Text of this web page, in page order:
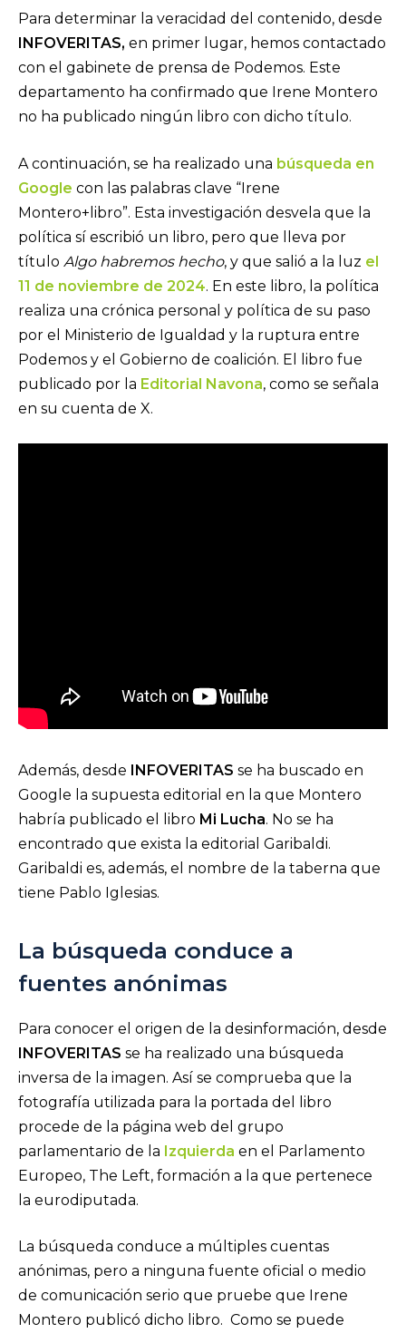
Para determinar la veracidad del contenido, desde
INFOVERITAS, en primer lugar, hemos contactado
con el gabinete de prensa de Podemos. Este
departamento ha confirmado que Irene Montero
no ha publicado ningún libro con dicho título.
A continuación, se ha realizado una búsqueda en
Google con las palabras clave “Irene
Montero+libro”. Esta investigación desvela que la
política sí escribió un libro, pero que lleva por
título Algo habremos hecho, y que salió a la luz el
11 de noviembre de 2024. En este libro, la política
realiza una crónica personal y política de su paso
por el Ministerio de Igualdad y la ruptura entre
Podemos y el Gobierno de coalición. El libro fue
publicado por la Editorial Navona, como se señala
en su cuenta de X.
Además, desde INFOVERITAS se ha buscado en
Google la supuesta editorial en la que Montero
habría publicado el libro Mi Lucha. No se ha
encontrado que exista la editorial Garibaldi.
Garibaldi es, además, el nombre de la taberna que
tiene Pablo Iglesias.
La búsqueda conduce a
fuentes anónimas
Para conocer el origen de la desinformación, desde
INFOVERITAS se ha realizado una búsqueda
inversa de la imagen. Así se comprueba que la
fotografía utilizada para la portada del libro
procede de la página web del grupo
parlamentario de la Izquierda en el Parlamento
Europeo, The Left, formación a la que pertenece
la eurodiputada.
La búsqueda conduce a múltiples cuentas
anónimas, pero a ninguna fuente oficial o medio
de comunicación serio que pruebe que Irene
Montero publicó dicho libro. Como se puede